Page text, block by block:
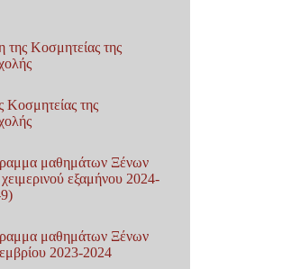
της Κοσμητείας της
Κοσμητείας της
μαθημάτων Ξένων
εξαμήνου 2024-
μαθημάτων Ξένων
2023-2024